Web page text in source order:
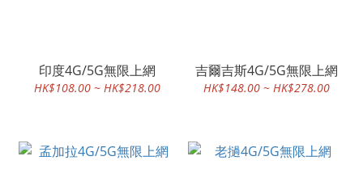
印度4G/5G無限上網
HK$108.00 ~ HK$218.00
吉爾吉斯4G/5G無限上網
HK$148.00 ~ HK$278.00